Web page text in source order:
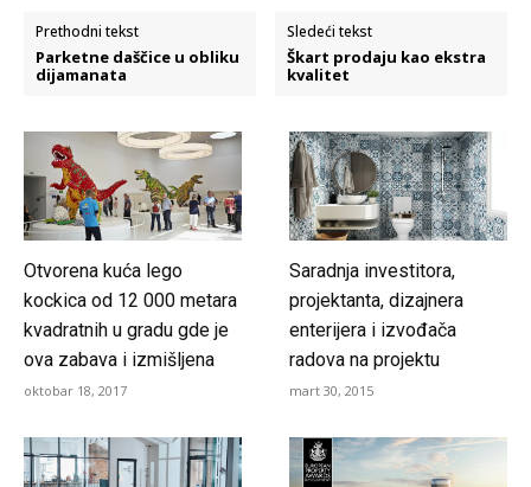
Prethodni tekst
Parketne daščice u obliku
dijamanata
Sledeći tekst
Škart prodaju kao ekstra
kvalitet
Otvorena kuća lego
kockica od 12 000 metara
kvadratnih u gradu gde je
ova zabava i izmišljena
oktobar 18, 2017
Saradnja investitora,
projektanta, dizajnera
enterijera i izvođača
radova na projektu
mart 30, 2015